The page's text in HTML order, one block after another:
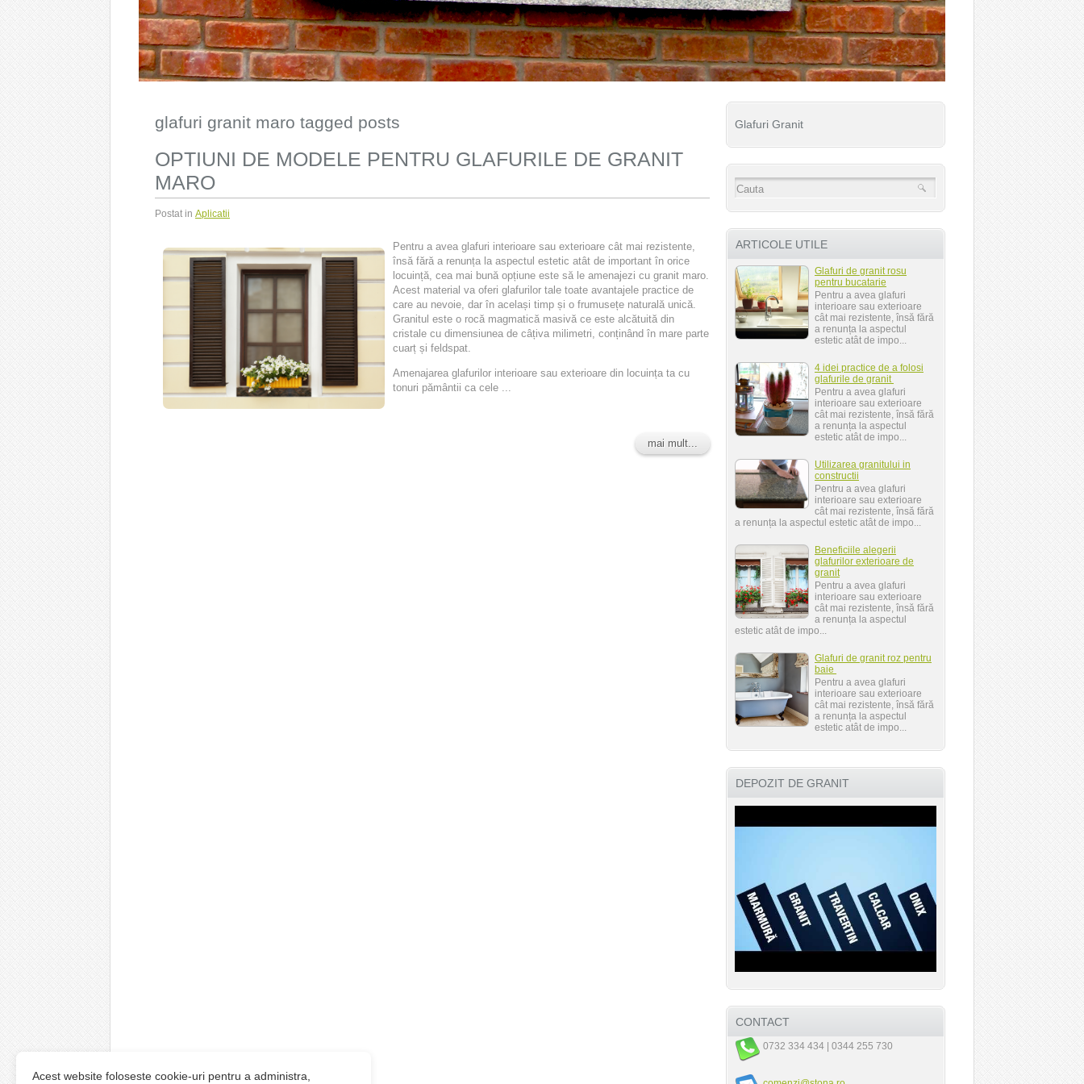
Acest website foloseste cookie-uri pentru a administra,
Glafuri Granit
ARTICOLE UTILE
Glafuri de granit rosu
pentru bucatarie
Pentru a avea glafuri
interioare sau exterioare
cât mai rezistente, însă fără
a renunța la aspectul
estetic atât de impo...
4 idei practice de a folosi
glafurile de granit
Pentru a avea glafuri
interioare sau exterioare
cât mai rezistente, însă fără
a renunța la aspectul
estetic atât de impo...
Utilizarea granitului in
constructii
Pentru a avea glafuri
interioare sau exterioare
cât mai rezistente, însă fără
a renunța la aspectul estetic atât de impo...
Beneficiile alegerii
glafurilor exterioare de
granit
Pentru a avea glafuri
interioare sau exterioare
cât mai rezistente, însă fără
a renunța la aspectul
estetic atât de impo...
Glafuri de granit roz pentru
baie
Pentru a avea glafuri
interioare sau exterioare
cât mai rezistente, însă fără
a renunța la aspectul
estetic atât de impo...
DEPOZIT DE GRANIT
CONTACT
0732 334 434 | 0344 255 730
glafuri granit maro tagged posts
OPTIUNI DE MODELE PENTRU GLAFURILE DE GRANIT
MARO
Postat in Aplicatii
Pentru a avea glafuri interioare sau exterioare cât mai rezistente,
însă fără a renunța la aspectul estetic atât de important în orice
locuință, cea mai bună opțiune este să le amenajezi cu granit maro.
Acest material va oferi glafurilor tale toate avantajele practice de
care au nevoie, dar în același timp și o frumusețe naturală unică.
Granitul este o rocă magmatică masivă ce este alcătuită din
cristale cu dimensiunea de câțiva milimetri, conținând în mare parte
cuarț și feldspat.
Amenajarea glafurilor interioare sau exterioare din locuința ta cu
tonuri pământii ca cele ...
mai mult...